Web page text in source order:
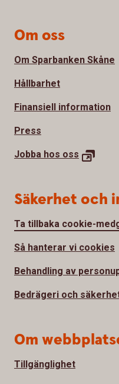
Om oss
Om Sparbanken Skåne
Hållbarhet
Finansiell information
Press
Jobba hos oss
Säkerhet och
Ta tillbaka cookie-
Så hanterar vi cookies
Behandling av
Bedrägeri och
Om
Tillgänglighet